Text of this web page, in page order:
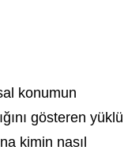
konumun
gösteren yüklü
kimin nasıl